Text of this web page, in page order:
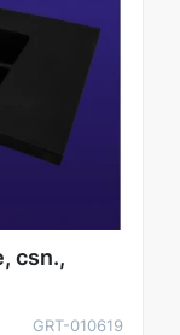
csn.,
GRT-010619